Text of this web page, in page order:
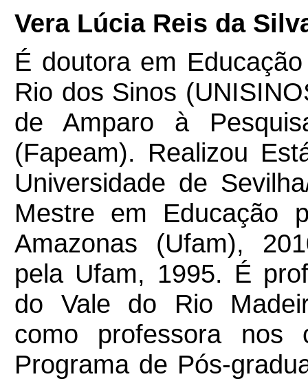
Vera Lúcia Reis da
É doutora em
Rio dos Sinos
de Amparo à
(Fapeam). Realizou
Universidade de
Mestre em Educação
Amazonas (Ufam),
pela Ufam, 1995. É
do Vale do Rio
como professora
Programa de Pós-